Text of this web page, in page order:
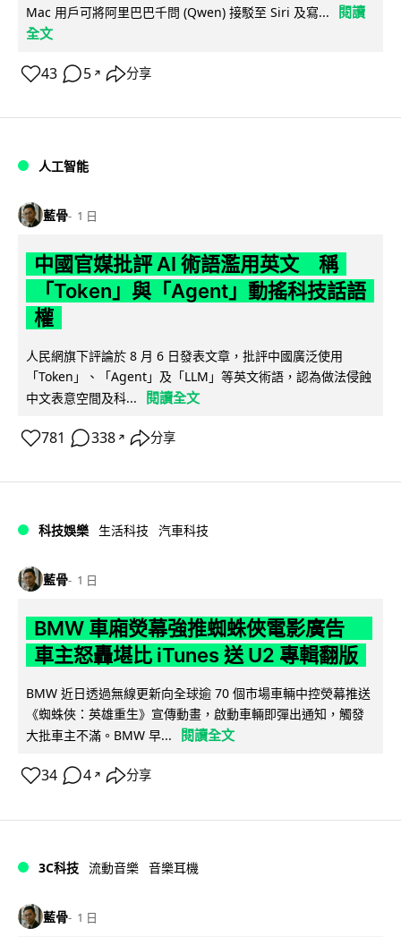
Mac 用戶可將阿里巴巴千問 (Qwen) 接駁至 Siri 及寫...
閱讀
全文
43 5 ↗ 分享
人工智能
藍骨 1 日
中國官媒批評 AI 術語濫用英文 稱
「Token」與「Agent」動搖科技話語
權
人民網旗下評論於 8 月 6 日發表文章，批評中國廣泛使用
「Token」、「Agent」及「LLM」等英文術語，認為做法侵蝕
中文表意空間及科...
閱讀全文
781 338 ↗ 分享
科技娛樂 生活科技 汽車科技
藍骨 1 日
BMW 車廂熒幕強推蜘蛛俠電影廣告
車主怒轟堪比 iTunes 送 U2 專輯翻版
BMW 近日透過無線更新向全球逾 70 個市場車輛中控熒幕推送
《蜘蛛俠：英雄重生》宣傳動畫，啟動車輛即彈出通知，觸發
大批車主不滿。BMW 早...
閱讀全文
34 4 ↗ 分享
3C科技 流動音樂 音樂耳機
藍骨 1 日